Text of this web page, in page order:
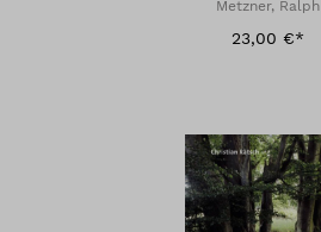
Metzner, Ralph
23,00 €*